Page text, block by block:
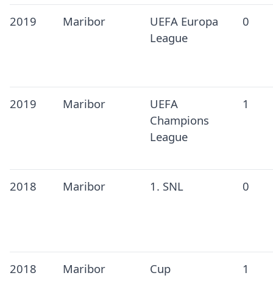
2019 Maribor
UEFA Europa
League
0
2019 Maribor
UEFA
Champions
League
1
2018 Maribor 1. SNL 0
2018 Maribor Cup 1